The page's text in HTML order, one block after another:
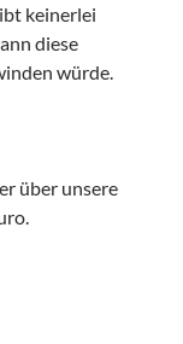
keinerlei
diese
würde.
über unsere